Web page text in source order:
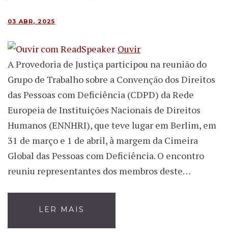
03 ABR, 2025
Ouvir
A Provedoria de Justiça participou na reunião do
Grupo de Trabalho sobre a Convenção dos Direitos
das Pessoas com Deficiência (CDPD) da Rede
Europeia de Instituições Nacionais de Direitos
Humanos (ENNHRI), que teve lugar em Berlim, em
31 de março e 1 de abril, à margem da Cimeira
Global das Pessoas com Deficiência. O encontro
reuniu representantes dos membros deste…
LER MAIS